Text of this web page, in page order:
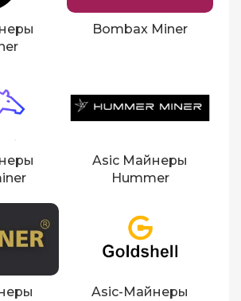
Bombax Miner
Asic Майнеры
Hummer
Asic-Майнеры